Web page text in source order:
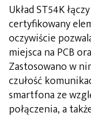
Układ ST54K
certyfikowany
oczywiście
miejsca na PCB
Zastosowano w
czułość
smartfona ze
połączenia, a